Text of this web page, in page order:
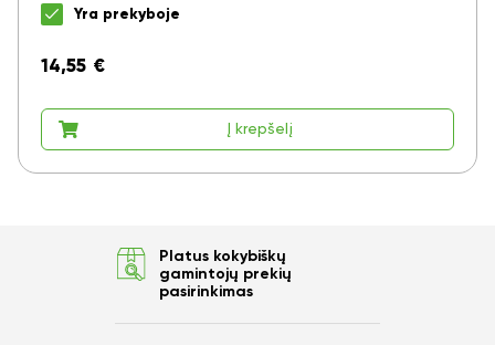
Yra prekyboje
14,55 €
Į krepšelį
Platus kokybiškų
gamintojų prekių
pasirinkimas